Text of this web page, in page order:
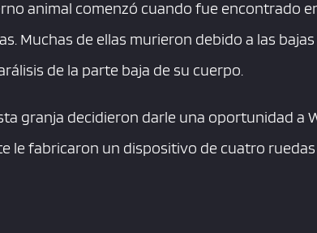
animal comenzó cuando fue encontrado
Muchas de ellas murieron debido a las
de la parte baja de su cuerpo.
granja decidieron darle una oportunidad a
le fabricaron un dispositivo de cuatro